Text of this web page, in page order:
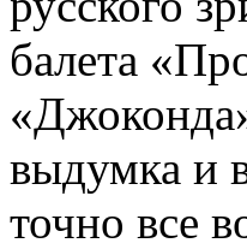
балета
выдумка и
точно все